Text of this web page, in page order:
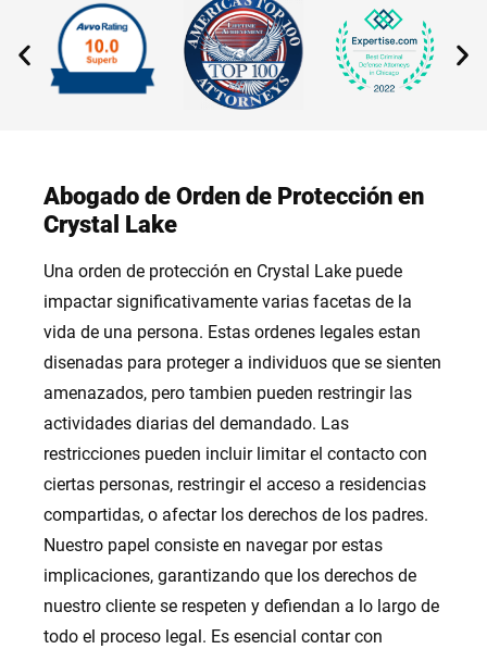
Abogado de Orden de Protección en
Crystal Lake
Una orden de protección en Crystal Lake puede
impactar significativamente varias facetas de la
vida de una persona. Estas ordenes legales estan
disenadas para proteger a individuos que se sienten
amenazados, pero tambien pueden restringir las
actividades diarias del demandado. Las
restricciones pueden incluir limitar el contacto con
ciertas personas, restringir el acceso a residencias
compartidas, o afectar los derechos de los padres.
Nuestro papel consiste en navegar por estas
implicaciones, garantizando que los derechos de
nuestro cliente se respeten y defiendan a lo largo de
todo el proceso legal. Es esencial contar con